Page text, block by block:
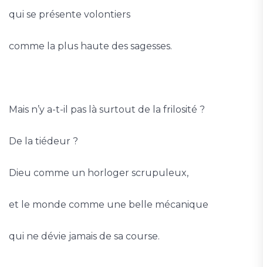
qui se présente volontiers
comme la plus haute des sagesses.
Mais n’y a-t-il pas là surtout de la frilosité ?
De la tiédeur ?
Dieu comme un horloger scrupuleux,
et le monde comme une belle mécanique
qui ne dévie jamais de sa course.